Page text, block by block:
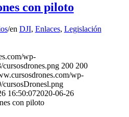
con piloto
/en DJI, Enlaces, Legislación
wp-
200 200
wp-
cursosDronesl.png
16:50:072020-06-26
con piloto